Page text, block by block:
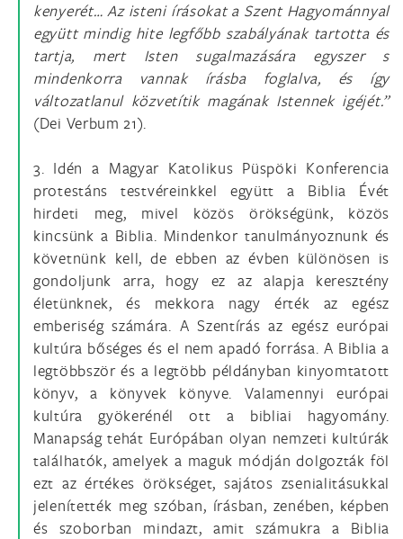
kenyerét… Az isteni írásokat a Szent Hagyománnyal
együtt mindig hite legfőbb szabályának tartotta és
tartja, mert Isten sugalmazására egyszer s
mindenkorra vannak írásba foglalva, és így
változatlanul közvetítik magának Istennek igéjét.”
(Dei Verbum 21).
3. Idén a Magyar Katolikus Püspöki Konferencia
protestáns testvéreinkkel együtt a Biblia Évét
hirdeti meg, mivel közös örökségünk, közös
kincsünk a Biblia. Mindenkor tanulmányoznunk és
követnünk kell, de ebben az évben különösen is
gondoljunk arra, hogy ez az alapja keresztény
életünknek, és mekkora nagy érték az egész
emberiség számára. A Szentírás az egész európai
kultúra bőséges és el nem apadó forrása. A Biblia a
legtöbbször és a legtöbb példányban kinyomtatott
könyv, a könyvek könyve. Valamennyi európai
kultúra gyökerénél ott a bibliai hagyomány.
Manapság tehát Európában olyan nemzeti kultúrák
találhatók, amelyek a maguk módján dolgozták föl
ezt az értékes örökséget, sajátos zsenialitásukkal
jelenítették meg szóban, írásban, zenében, képben
és szoborban mindazt, amit számukra a Biblia